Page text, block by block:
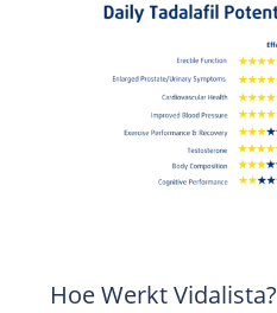
Hoe Werkt Vidalista?